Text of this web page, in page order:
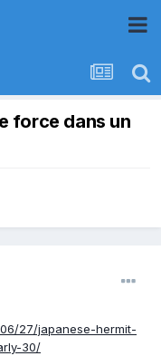
force dans un
27/japanese-hermit-
30/